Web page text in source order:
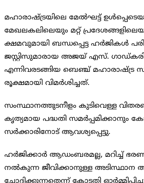
മഹാരാഷ്ട്രയിലെ മേല്‍ഘട്ട്
മേഖലകലിലെയും മറ്റ്
ക്ഷമവുമായി ബന്ധപ്പെട്ട ഹര്‍ജികള്‍
ജസ്റ്റിസുമാരായ അജയ് എസ്.
എന്നിവരടങ്ങിയ ബെഞ്ച് മഹാരാഷ്ട്ര
രൂക്ഷമായി വിമര്‍ശിച്ചത്.
സംസ്ഥാനത്തുടനീളം കുടിവെള്ള
കൃത്യമായ പദ്ധതി സമര്‍പ്പമിക്കാനും
സര്‍ക്കാരിനോട് ആവശ്യപ്പെട്ടു.
ഹര്‍ജിക്കാര്‍ ആഡംബരമല്ല, മറിച്ച്
നല്‍കുന്ന ജീവിക്കാനുള്ള